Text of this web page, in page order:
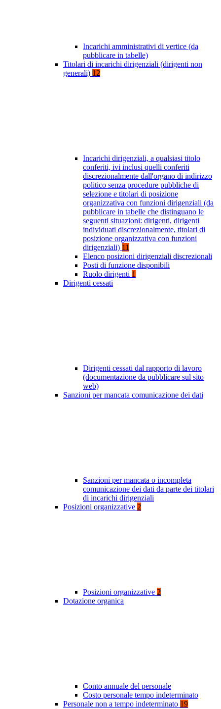
Incarichi amministrativi di vertice (da
pubblicare in tabelle)
Titolari di incarichi dirigenziali (dirigenti non
generali) 12
Incarichi dirigenziali, a qualsiasi titolo
conferiti, ivi inclusi quelli conferiti
discrezionalmente dall'organo di indirizzo
politico senza procedure pubbliche di
selezione e titolari di posizione
organizzativa con funzioni dirigenziali (da
pubblicare in tabelle che distinguano le
seguenti situazioni: dirigenti, dirigenti
individuati discrezionalmente, titolari di
posizione organizzativa con funzioni
dirigenziali) 11
Elenco posizioni dirigenziali discrezionali
Posti di funzione disponibili
Ruolo dirigenti 1
Dirigenti cessati
Dirigenti cessati dal rapporto di lavoro
(documentazione da pubblicare sul sito
web)
Sanzioni per mancata comunicazione dei dati
Sanzioni per mancata o incompleta
comunicazione dei dati da parte dei titolari
di incarichi dirigenziali
Posizioni organizzative 2
Posizioni organizzative 2
Dotazione organica
Conto annuale del personale
Costo personale tempo indeterminato
Personale non a tempo indeterminato 19